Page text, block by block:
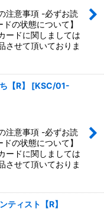
注意事項 -必ずお読
の状態について】
ードに関しましては
させて頂いておりま
【R】 [KSC/01-
注意事項 -必ずお読
の状態について】
ードに関しましては
させて頂いておりま
ティスト【R】